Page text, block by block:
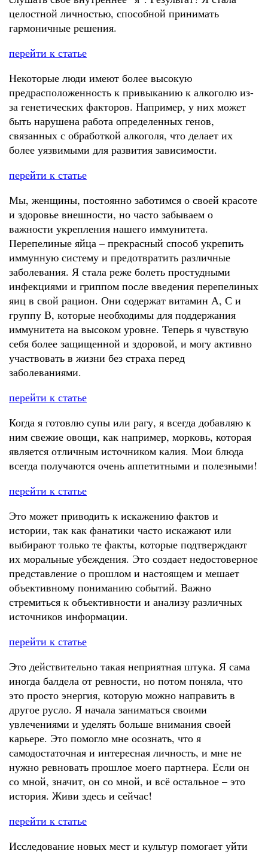
целостной личностью, способной принимать
гармоничные решения.
перейти к статье
Некоторые люди имеют более высокую
предрасположенность к привыканию к алкоголю из-
за генетических факторов. Например, у них может
быть нарушена работа определенных генов,
связанных с обработкой алкоголя, что делает их
более уязвимыми для развития зависимости.
перейти к статье
Мы, женщины, постоянно заботимся о своей красоте
и здоровье внешности, но часто забываем о
важности укрепления нашего иммунитета.
Перепелиные яйца – прекрасный способ укрепить
иммунную систему и предотвратить различные
заболевания. Я стала реже болеть простудными
инфекциями и гриппом после введения перепелиных
яиц в свой рацион. Они содержат витамин А, С и
группу В, которые необходимы для поддержания
иммунитета на высоком уровне. Теперь я чувствую
себя более защищенной и здоровой, и могу активно
участвовать в жизни без страха перед
заболеваниями.
перейти к статье
Когда я готовлю супы или рагу, я всегда добавляю к
ним свежие овощи, как например, морковь, которая
является отличным источником калия. Мои блюда
всегда получаются очень аппетитными и полезными!
перейти к статье
Это может приводить к искажению фактов и
истории, так как фанатики часто искажают или
выбирают только те факты, которые подтверждают
их моральные убеждения. Это создает недостоверное
представление о прошлом и настоящем и мешает
объективному пониманию событий. Важно
стремиться к объективности и анализу различных
источников информации.
перейти к статье
Это действительно такая неприятная штука. Я сама
иногда балдела от ревности, но потом поняла, что
это просто энергия, которую можно направить в
другое русло. Я начала заниматься своими
увлечениями и уделять больше внимания своей
карьере. Это помогло мне осознать, что я
самодостаточная и интересная личность, и мне не
нужно ревновать прошлое моего партнера. Если он
со мной, значит, он со мной, и всё остальное – это
история. Живи здесь и сейчас!
перейти к статье
Исследование новых мест и культур помогает уйти